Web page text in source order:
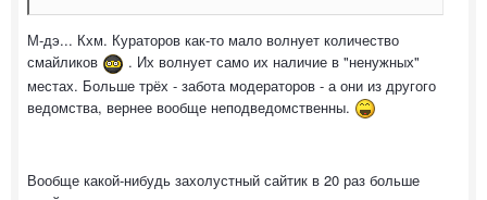
М-дэ... Кхм. Кураторов как-то мало волнует количество
смайликов
. Их волнует само их наличие в "ненужных"
местах. Больше трёх - забота модераторов - а они из другого
ведомства, вернее вообще неподведомственны.
Вообще какой-нибудь захолустный сайтик в 20 раз больше